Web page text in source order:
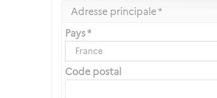
Adresse principale *
Pays *
France
Code postal